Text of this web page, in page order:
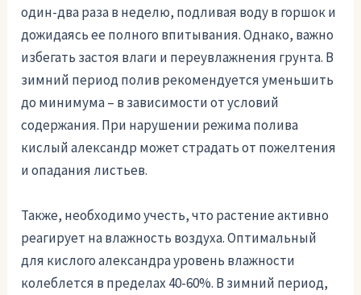
один-два раза в неделю, подливая воду в горшок и
дожидаясь ее полного впитывания. Однако, важно
избегать застоя влаги и переувлажнения грунта. В
зимний период полив рекомендуется уменьшить
до минимума – в зависимости от условий
содержания. При нарушении режима полива
кислый александр может страдать от пожелтения
и опадания листьев.
Также, необходимо учесть, что растение активно
реагирует на влажность воздуха. Оптимальный
для кислого александра уровень влажности
колеблется в пределах 40-60%. В зимний период,